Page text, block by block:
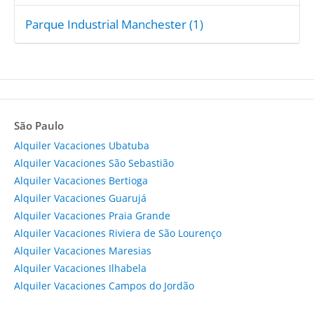
Parque Industrial Manchester (1)
São Paulo
Alquiler Vacaciones Ubatuba
Alquiler Vacaciones São Sebastião
Alquiler Vacaciones Bertioga
Alquiler Vacaciones Guarujá
Alquiler Vacaciones Praia Grande
Alquiler Vacaciones Riviera de São Lourenço
Alquiler Vacaciones Maresias
Alquiler Vacaciones Ilhabela
Alquiler Vacaciones Campos do Jordão